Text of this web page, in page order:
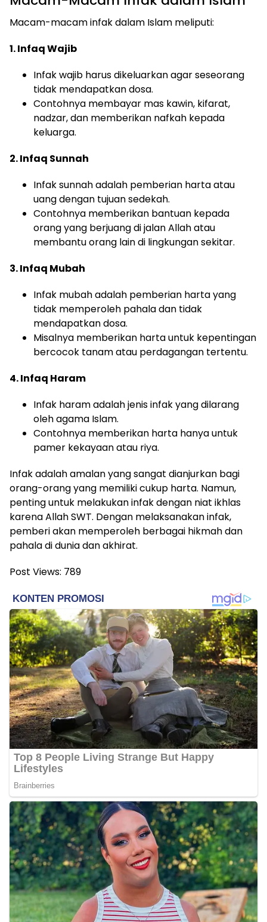
Macam-macam infak dalam Islam meliputi:
1. Infaq Wajib
Infak wajib harus dikeluarkan agar seseorang
tidak mendapatkan dosa.
Contohnya membayar mas kawin, kifarat,
nadzar, dan memberikan nafkah kepada
keluarga.
2. Infaq Sunnah
Infak sunnah adalah pemberian harta atau
uang dengan tujuan sedekah.
Contohnya memberikan bantuan kepada
orang yang berjuang di jalan Allah atau
membantu orang lain di lingkungan sekitar.
3. Infaq Mubah
Infak mubah adalah pemberian harta yang
tidak memperoleh pahala dan tidak
mendapatkan dosa.
Misalnya memberikan harta untuk kepentingan
bercocok tanam atau perdagangan tertentu.
4. Infaq Haram
Infak haram adalah jenis infak yang dilarang
oleh agama Islam.
Contohnya memberikan harta hanya untuk
pamer kekayaan atau riya.
Infak adalah amalan yang sangat dianjurkan bagi
orang-orang yang memiliki cukup harta. Namun,
penting untuk melakukan infak dengan niat ikhlas
karena Allah SWT. Dengan melaksanakan infak,
pemberi akan memperoleh berbagai hikmah dan
pahala di dunia dan akhirat.
Post Views: 789